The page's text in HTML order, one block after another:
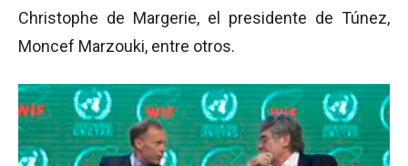
Christophe de Margerie, el presidente de Túnez,
Moncef Marzouki, entre otros.